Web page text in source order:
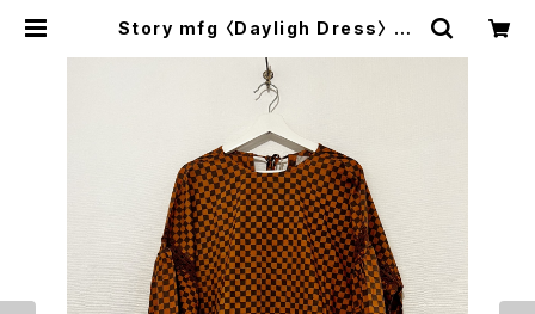
Story mfg 〈Dayligh Dress〉 | t